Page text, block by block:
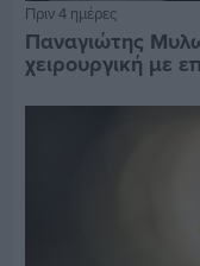
Πριν 4 ημέρες
Παναγιώτης
χειρουργική με